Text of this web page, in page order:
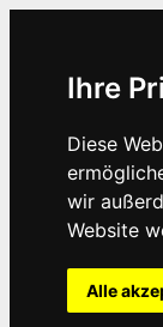
Ihre
Diese
wir
Website
Alle